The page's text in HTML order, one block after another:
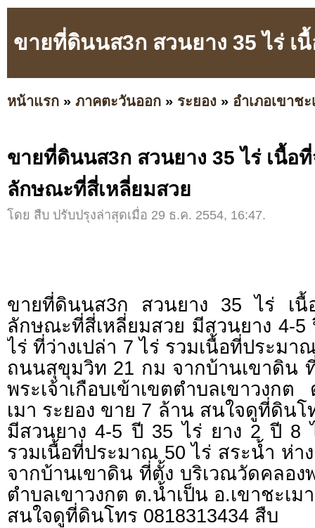
ขายที่ดินนส3ก สวนยาง 35 ไร่ เ
หน้าแรก » ภาคตะวันออก » ระยอง » อำเภอเขาชะ
ขายที่ดินนส3ก สวนยาง 35 ไร่ เนื้อที่
ลักษณะที่สี่เหลี่ยมสวย
โดย สืบ ปรับปรุงล่าสุดเมื่อ 29 ธ.ค. 2554, 16:47.
ขายที่ดินนส3ก สวนยาง 35 ไร่ เนื้
ลักษณะที่สี่เหลี่ยมสวย มีสวนยาง 4-5
ไร่ ที่ว่างเปล่า 7 ไร่ รวมเนื้อที่ประมา
ถนนสุขุมวิท 21 กม จากบ้านเขาดิน
พระเจ้าเกือบเข้าเขตตำบลเขาวงก
เมา ระยอง ขาย 7 ล้าน สนใจดูที่ดินโ
มีสวนยาง 4-5 ปี 35 ไร่ ยาง 2 ปี 8
รวมเนื้อที่ประมาณ 50 ไร่ สระน้ำ ห่
จากบ้านเขาดิน ที่ตั้ง บริเวณวัดคลองพ
ตำบลเขาวงกต ต.น้ำเป็น อ.เขาชะเม
สนใจดูที่ดินโทร 0818313434 สืบ